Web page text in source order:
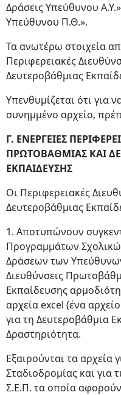
Δράσεις Υπεύθυνου
Υπεύθυνου Π.Θ.».
Τα ανωτέρω στοιχεία
Περιφερειακές
Δευτεροβάθμιας
Υπενθυμίζεται ότι για
συνημμένο αρχείο,
Γ. ΕΝΕΡΓΕΙΕΣ
ΠΡΩΤΟΒΑΘΜΙΑΣ ΚΑΙ
ΕΚΠΑΙΔΕΥΣΗΣ
Οι Περιφερειακές
Δευτεροβάθμιας
1. Αποτυπώνουν
Προγραμμάτων
Δράσεων των
Διευθύνσεις
Εκπαίδευσης
αρχεία excel (ένα
για τη Δευτεροβάθμια
Δραστηριότητα.
Εξαιρούνται τα
Σταδιοδρομίας και για
Σ.Ε.Π. τα οποία αφορούν